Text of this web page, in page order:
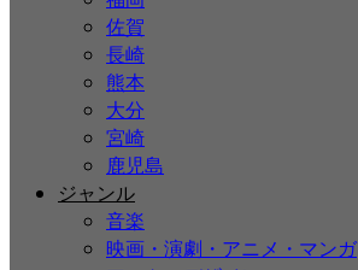
佐賀
長崎
熊本
大分
宮崎
鹿児島
ジャンル
音楽
映画・演劇・アニメ・マンガ